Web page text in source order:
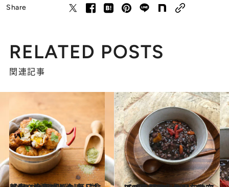
Share
RELATED POSTS
関連記事